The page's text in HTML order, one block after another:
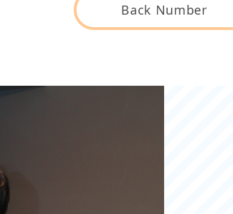
Back Number